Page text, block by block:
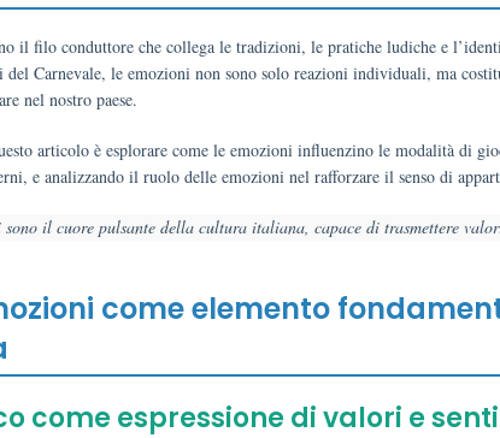
il filo conduttore che collega le tradizioni, le pratiche ludiche e
del Carnevale, le emozioni non sono solo reazioni individuali, ma
nel nostro paese.
articolo è esplorare come le emozioni influenzino le modalità di
e analizzando il ruolo delle emozioni nel rafforzare il senso di
sono il cuore pulsante della cultura italiana, capace di trasmettere
come elemento
come espressione di valori e